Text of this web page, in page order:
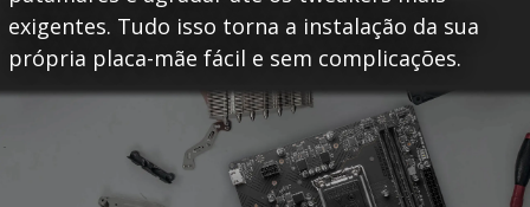
exigentes. Tudo isso torna a instalação da sua
própria placa-mãe fácil e sem complicações.